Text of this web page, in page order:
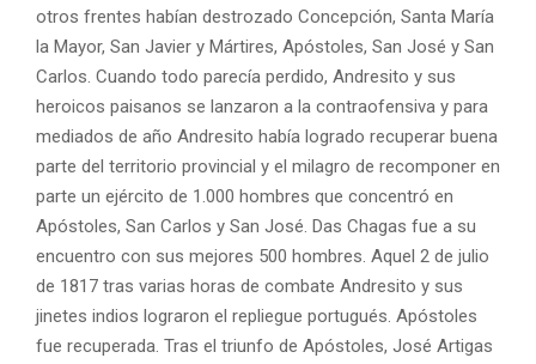
otros frentes habían destrozado Concepción, Santa María
la Mayor, San Javier y Mártires, Apóstoles, San José y San
Carlos. Cuando todo parecía perdido, Andresito y sus
heroicos paisanos se lanzaron a la contraofensiva y para
mediados de año Andresito había logrado recuperar buena
parte del territorio provincial y el milagro de recomponer en
parte un ejército de 1.000 hombres que concentró en
Apóstoles, San Carlos y San José. Das Chagas fue a su
encuentro con sus mejores 500 hombres. Aquel 2 de julio
de 1817 tras varias horas de combate Andresito y sus
jinetes indios lograron el repliegue portugués. Apóstoles
fue recuperada. Tras el triunfo de Apóstoles, José Artigas